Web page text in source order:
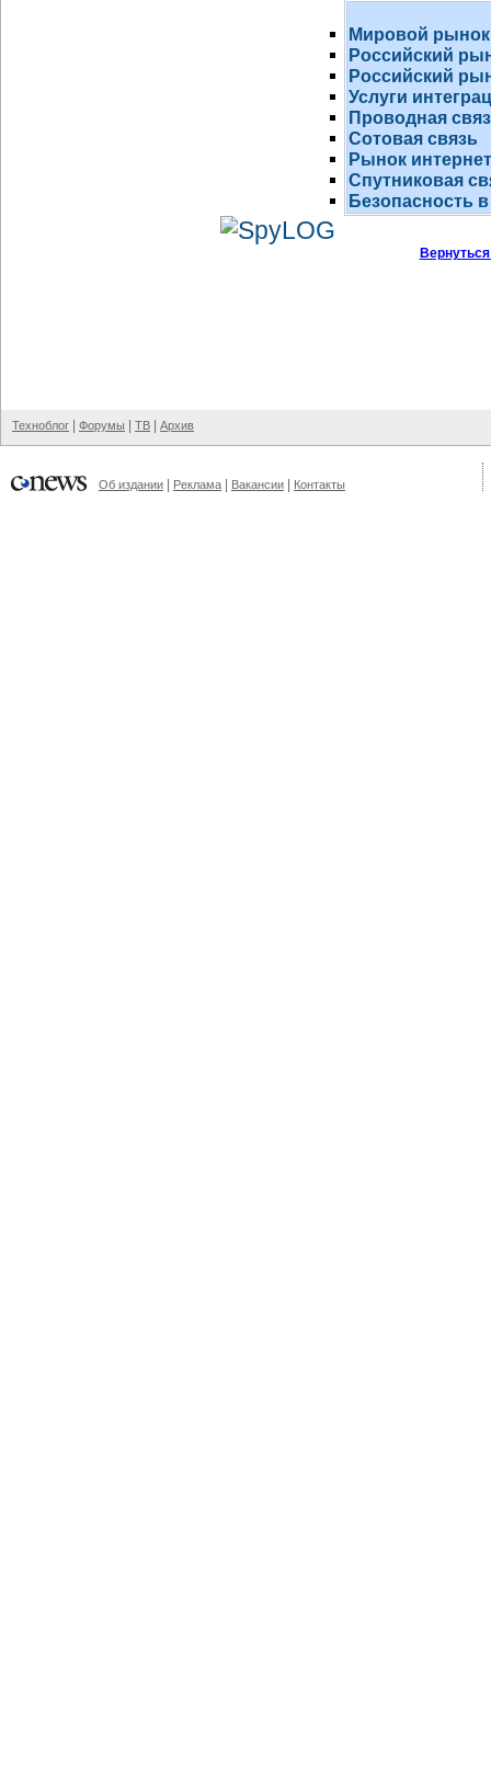
Мировой рынок
Российский
Российский
Услуги
Проводная
Сотовая связь
Рынок
Спутниковая
Безопасность
Техноблог Форумы ТВ Архив
Об издании Реклама Вакансии Контакты